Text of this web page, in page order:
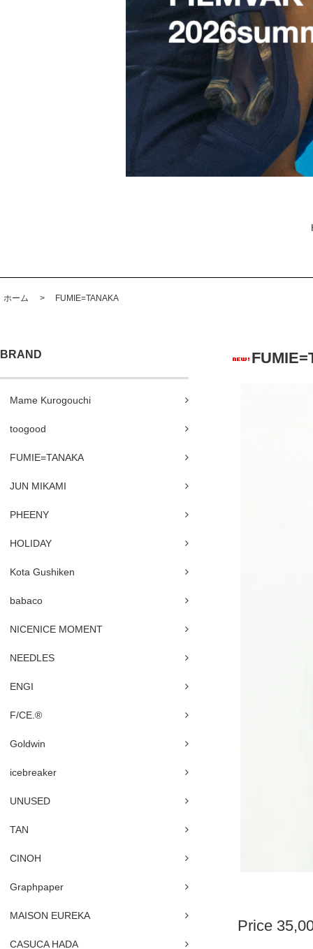
ホーム > FUMIE=TANAKA
BRAND
Mame Kurogouchi
toogood
FUMIE=TANAKA
JUN MIKAMI
PHEENY
HOLIDAY
Kota Gushiken
babaco
NICENICE MOMENT
NEEDLES
ENGI
F/CE.®
Goldwin
icebreaker
UNUSED
TAN
CINOH
Graphpaper
MAISON EUREKA
CASUCA HADA
Price